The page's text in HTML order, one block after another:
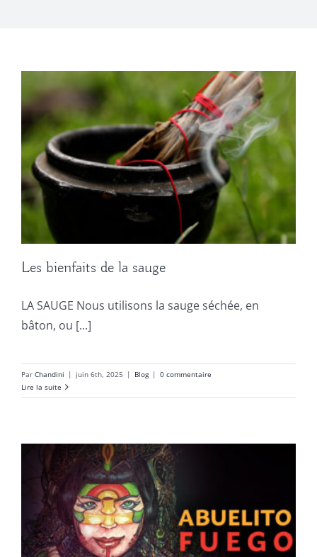
Les bienfaits de la sauge
LA SAUGE Nous utilisons la sauge séchée, en
bâton, ou [...]
Par Chandini | juin 6th, 2025 | Blog | 0 commentaire
Lire la suite